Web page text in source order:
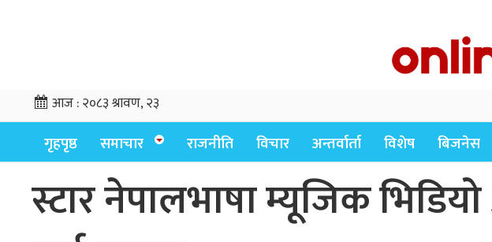
आज :२०८३ श्रावण, २३
गृहपृष्ठ समाचार राजनीति विचार अन्तर्वार्ता विशेष बिजनेस
स्टार नेपालभाषा म्यूजिक